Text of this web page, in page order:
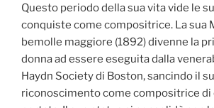
Questo periodo della sua vita vide le
conquiste come compositrice. La sua
bemolle maggiore (1892) divenne la
donna ad essere eseguita dalla
Haydn Society di Boston, sancindo il
riconoscimento come compositrice di